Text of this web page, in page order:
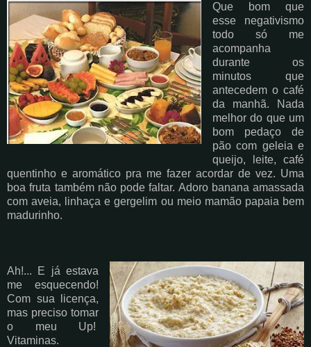
Que bom que
esse negativismo
todo só me
acompanha
durante os
minutos que
antecedem o café
da manhã. Nada
melhor do que um
bom pedaço de
pão com geleia e
queijo, leite, café
quentinho e aromático pra me fazer acordar de vez. Uma
boa fruta também não pode faltar. Adoro banana amassada
com aveia, linhaça e gergelim ou meio mamão papaia bem
madurinho.
Ah!... E já estava
me esquecendo!
Com sua licença,
mas preciso tomar
o meu Up!
Vitaminas.